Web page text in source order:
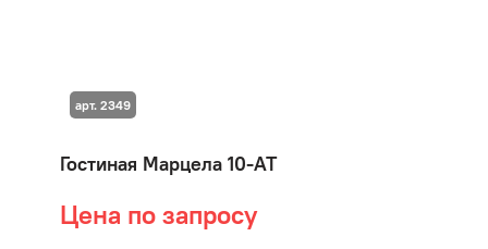
Гостиная Марцела 10-АТ
Цена по запросу
арт. 2349